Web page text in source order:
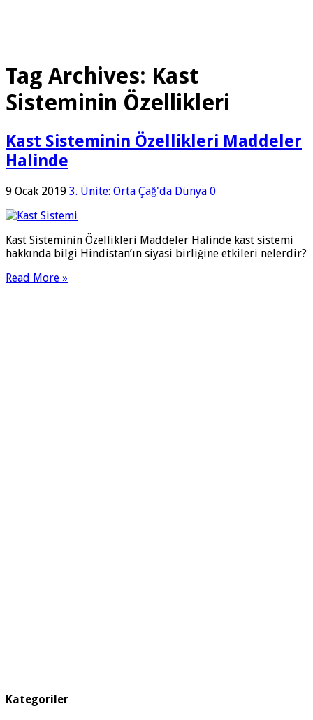
Tag Archives: Kast
Sisteminin Özellikleri
Kast Sisteminin Özellikleri Maddeler
Halinde
9 Ocak 2019 3. Ünite: Orta Çağ'da Dünya 0
Kast Sisteminin Özellikleri Maddeler Halinde kast sistemi
hakkında bilgi Hindistan’ın siyasi birliğine etkileri nelerdir?
Read More »
Kategoriler